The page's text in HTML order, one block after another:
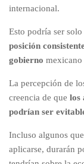
internacional.
Esto podría ser
posición
gobierno mexicano
La percepción de
creencia de que los
podrían ser
Incluso algunos
aplicarse, durarán